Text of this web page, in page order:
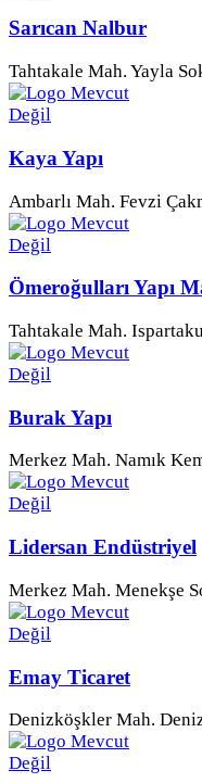
Sarıcan Nalbur
Tahtakale Mah. Yayla
Kaya Yapı
Ambarlı Mah. Fevzi
Ömeroğulları Yapı
Tahtakale Mah.
Burak Yapı
Merkez Mah. Namık
Lidersan Endüstriyel
Merkez Mah. Menekşe
Emay Ticaret
Denizköşkler Mah.